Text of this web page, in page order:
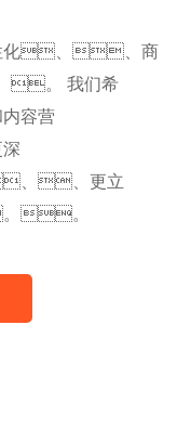
、、商
。 我们希
容营
、、更立
。